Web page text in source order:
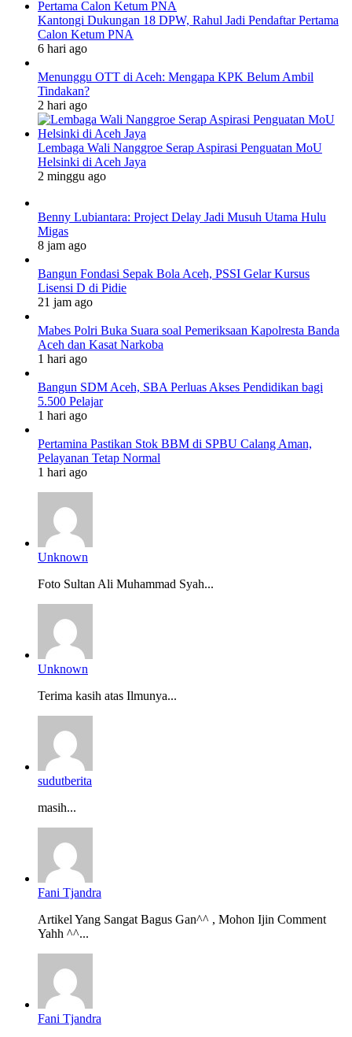
Kantongi Dukungan 18 DPW, Rahul Jadi Pendaftar Pertama
Calon Ketum PNA
6 hari ago
Menunggu OTT di Aceh: Mengapa KPK Belum Ambil
Tindakan?
2 hari ago
Lembaga Wali Nanggroe Serap Aspirasi Penguatan MoU
Helsinki di Aceh Jaya
2 minggu ago
Benny Lubiantara: Project Delay Jadi Musuh Utama Hulu
Migas
8 jam ago
Bangun Fondasi Sepak Bola Aceh, PSSI Gelar Kursus
Lisensi D di Pidie
21 jam ago
Mabes Polri Buka Suara soal Pemeriksaan Kapolresta Banda
Aceh dan Kasat Narkoba
1 hari ago
Bangun SDM Aceh, SBA Perluas Akses Pendidikan bagi
5.500 Pelajar
1 hari ago
Pertamina Pastikan Stok BBM di SPBU Calang Aman,
Pelayanan Tetap Normal
1 hari ago
Unknown
Foto Sultan Ali Muhammad Syah...
Unknown
Terima kasih atas Ilmunya...
sudutberita
masih...
Fani Tjandra
Artikel Yang Sangat Bagus Gan^^ , Mohon Ijin Comment
Yahh ^^...
Fani Tjandra